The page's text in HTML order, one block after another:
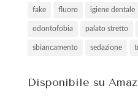
fake fluoro igiene dentale
odontofobia palato stretto
sbiancamento sedazione
Disponibile su